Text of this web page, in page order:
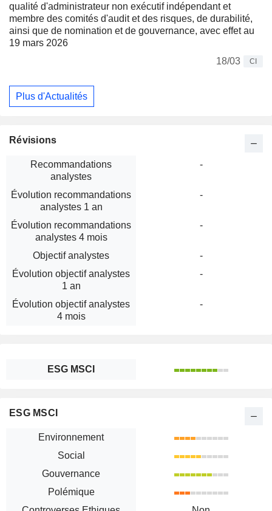
qualité d'administrateur non exécutif indépendant et
membre des comités d'audit et des risques, de durabilité,
ainsi que de nomination et de gouvernance, avec effet au
19 mars 2026
18/03
CI
Plus d'Actualités
Révisions
Recommandations
analystes
-
Évolution recommandations
analystes 1 an
-
Évolution recommandations
analystes 4 mois
-
Objectif analystes
-
Évolution objectif analystes
1 an
-
Évolution objectif analystes
4 mois
-
ESG MSCI
ESG MSCI
Environnement
Social
Gouvernance
Polémique